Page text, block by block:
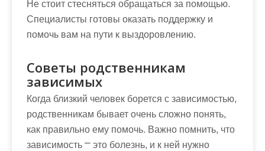
Не стоит стесняться обращаться за помощью.
Специалисты готовы оказать поддержку и
помочь вам на пути к выздоровлению.
Советы родственникам
зависимых
Когда близкий человек борется с зависимостью,
родственникам бывает очень сложно понять,
как правильно ему помочь. Важно помнить, что
зависимость ⎻ это болезнь, и к ней нужно